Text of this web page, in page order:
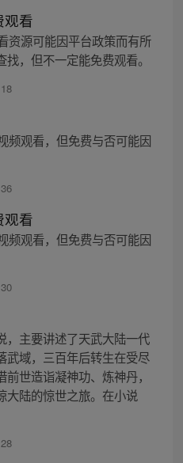
观看
资源可能因平台政策而有所
，但不一定能免费观看。
频观看，但免费与否可能因
观看
频观看，但免费与否可能因
，主要讲述了天武大陆一代
武域，三百年后转生在受尽
世造诣凝神功、炼神丹，
大陆的惊世之旅。在小说